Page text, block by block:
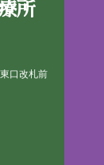
所
口改札前